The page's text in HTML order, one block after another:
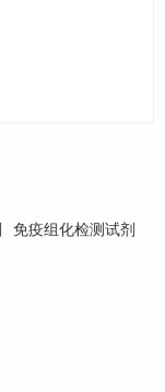
免疫组化检测试剂